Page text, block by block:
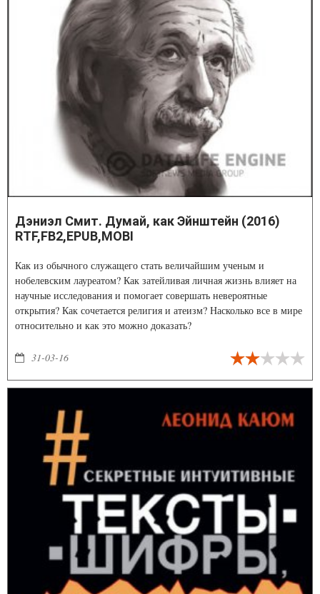
Дэниэл Смит. Думай, как Эйнштейн (2016)
RTF,FB2,EPUB,MOBI
Как из обычного служащего стать величайшим ученым и
нобелевским лауреатом? Как затейливая личная жизнь влияет на
научные исследования и помогает совершать невероятные
открытия? Как сочетается религия и атеизм? Насколько все в мире
относительно и как это можно доказать?
31-03-16